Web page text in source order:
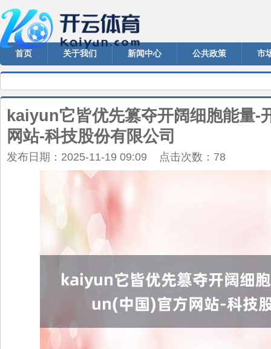
首页 关于我们 新闻中心 公共政策 市
kaiyun它皆优先篡夺开阔细胞能量-
网站-科技股份有限公司
发布日期：2025-11-19 09:09 点击次数：78